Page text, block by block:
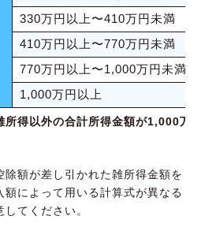
330万円以上〜410万円未満
410万円以上〜770万円未満
770万円以上〜1,000万円未満
1,000万円以上
得以外の合計所得金額が1,000
額が差し引かれた雑所得金額を
によって用いる計算式が異なる
てください。